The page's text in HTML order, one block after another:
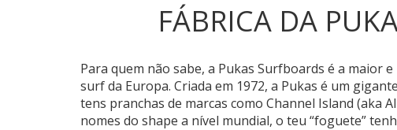
FÁBRICA DA
Para quem não sabe, a Pukas Surfboards é a maior
surf da Europa. Criada em 1972, a Pukas é um
tens pranchas de marcas como Channel Island (aka
nomes do shape a nível mundial, o teu “foguete”